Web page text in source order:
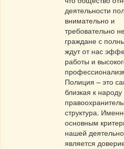
деятельности
внимательно и
требовательно
граждане с
ждут от нас
работы и
Полиция – это
близкая к народу
структура.
основным
нашей
является